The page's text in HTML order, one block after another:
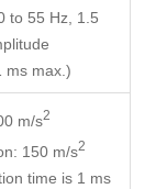
to 55 Hz, 1.5
ms max.)
m/s2
150 m/s2
time is 1 ms